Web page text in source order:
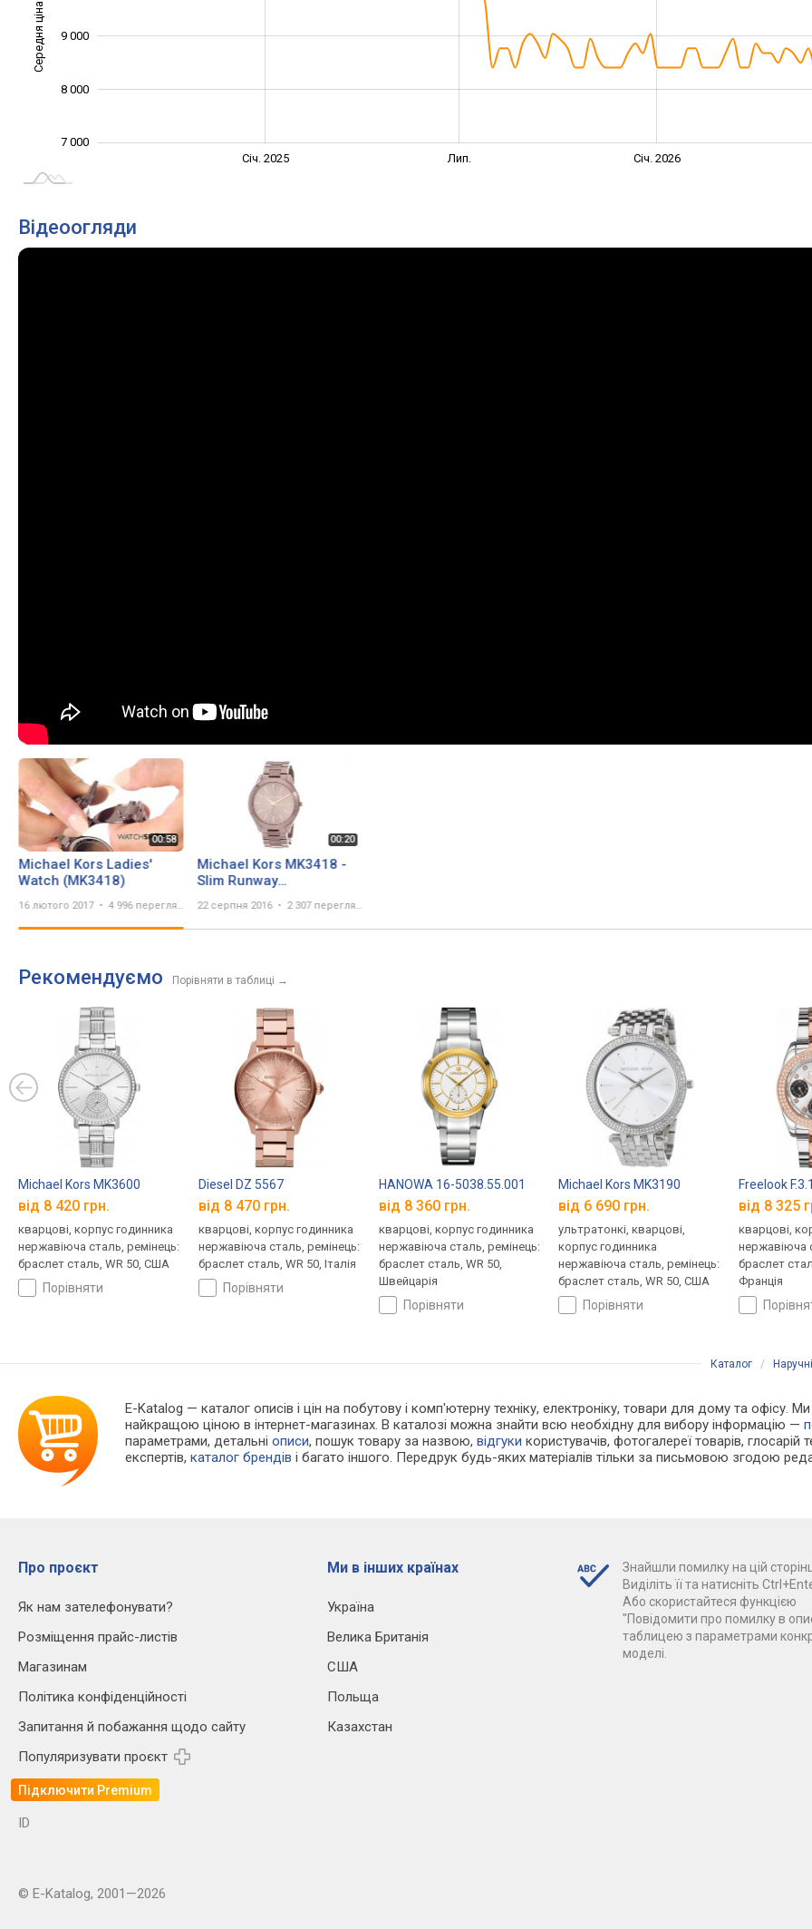
Середня ціна 10 000
7 000
8 000
9 000
Січ. 2025 Лип. Січ. 2026
Відеоогляди
Michael Kors Ladies'
Watch (MK3418)
16 лютого 2017 4 996 переглядів
Michael Kors MK3418 -
Slim Runway
22 серпня 2016 2 307 переглядів
Рекомендуємо Порівняти в таблиці →
Michael Kors MK3600
від 8 420 грн.
кварцові, корпус годинника
нержавіюча сталь, ремінець:
браслет сталь, WR 50, США
порівняти
Diesel DZ 5567
від 8 470 грн.
кварцові, корпус годинника
нержавіюча сталь, ремінець:
браслет сталь, WR 50, Італія
порівняти
HANOWA 16-5038.55.001
від 8 360 грн.
кварцові, корпус годинника
нержавіюча сталь, ремінець:
браслет сталь, WR 50,
Швейцарія
порівняти
Michael Kors MK3190
від 6 690 грн.
ультратонкі, кварцові,
корпус годинника
нержавіюча сталь, ремінець:
браслет сталь, WR 50, США
порівняти
Freelook
від 8 325
кварцові,
нержавіюча
браслет
Франція
Каталог /
E-Katalog — каталог описів і цін на побутову і комп'ютерну техніку, електроніку, товари для дому та офісу.
найкращою ціною в інтернет-магазинах. В каталозі можна знайти всю необхідну для вибору інформацію —
параметрами, детальніописи, пошук товару за назвою,відгуки користувачів, фотогалереї товарів, глосарій
експертів,каталог брендів і багато іншого. Передрук будь-яких матеріалів тільки за письмовою згодою
Про проєкт
Як нам зателефонувати?
Розміщення прайс-листів
Магазинам
Політика конфіденційності
Запитання й побажання щодо сайту
Популяризувати проєкт
Підключити Premium
Ми в інших країнах
Україна
Велика Британія
США
Польща
Казахстан
Знайшли помилку на цій
Виділіть її та натисніть
Або скористайтеся функцією
"Повідомити про помилку в
таблицею з параметрами
моделі.
ID
© E-Katalog, 2001—2026